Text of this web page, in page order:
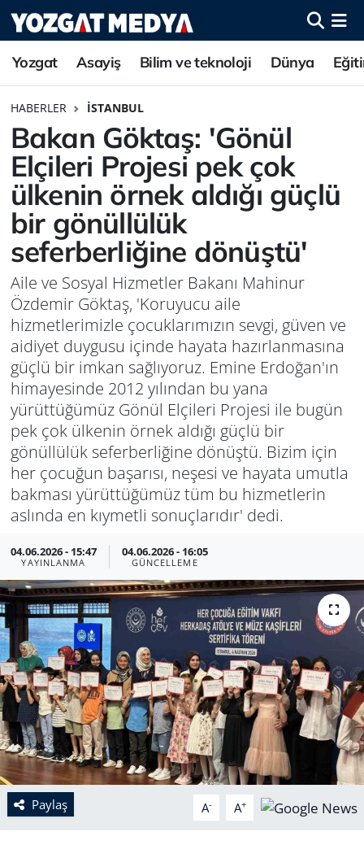
Yozgat Asayiş Bilim ve teknoloji Dünya
HABERLER İSTANBUL
Bakan Göktaş: 'Gönül
Elçileri Projesi pek çok
ülkenin örnek aldığı güçlü
bir gönüllülük
seferberliğine dönüştü'
Aile ve Sosyal Hizmetler Bakanı Mahinur
Özdemir Göktaş, 'Koruyucu aile
hizmetlerimizle çocuklarımızın sevgi, güven ve
aidiyet duygusu içinde hayata hazırlanmasına
güçlü bir imkan sağlıyoruz. Emine Erdoğan'ın
himayesinde 2012 yılından bu yana
yürüttüğümüz Gönül Elçileri Projesi ile bugün
pek çok ülkenin örnek aldığı güçlü bir
gönüllülük seferberliğine dönüştü. Bizim için
her çocuğun başarısı, neşesi ve hayata umutla
bakması yürüttüğümüz tüm bu hizmetlerin
aslında en kıymetli sonuçlarıdır' dedi.
04.06.2026 - 15:47
YAYINLANMA
04.06.2026 - 16:05
GÜNCELLEME
Paylaş A- A+